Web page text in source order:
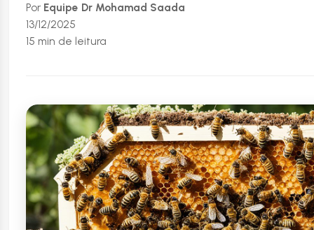
Por Equipe Dr Mohamad Saada
13/12/2025
15 min de leitura